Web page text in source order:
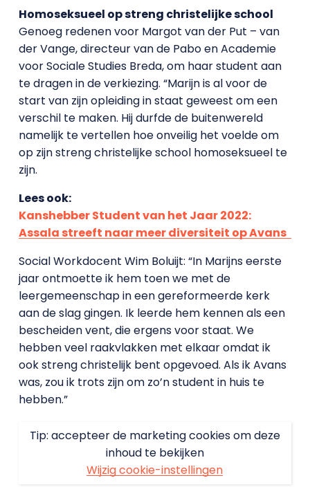
Homoseksueel op streng christelijke school
Genoeg redenen voor Margot van der Put – van
der Vange, directeur van de Pabo en Academie
voor Sociale Studies Breda, om haar student aan
te dragen in de verkiezing. “Marijn is al voor de
start van zijn opleiding in staat geweest om een
verschil te maken. Hij durfde de buitenwereld
namelijk te vertellen hoe onveilig het voelde om
op zijn streng christelijke school homoseksueel te
zijn.
Lees ook:
Kanshebber Student van het Jaar 2022:
Assala streeft naar meer diversiteit op Avans
Social Workdocent Wim Boluijt: “In Marijns eerste
jaar ontmoette ik hem toen we met de
leergemeenschap in een gereformeerde kerk
aan de slag gingen. Ik leerde hem kennen als een
bescheiden vent, die ergens voor staat. We
hebben veel raakvlakken met elkaar omdat ik
ook streng christelijk bent opgevoed. Als ik Avans
was, zou ik trots zijn om zo’n student in huis te
hebben.”
Tip: accepteer de marketing cookies om deze
inhoud te bekijken
Wijzig cookie-instellingen